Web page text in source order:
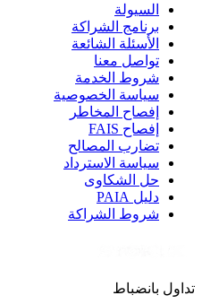
السيولة
برنامج الشراكة
الأسئلة الشائعة
تواصل معنا
شروط الخدمة
سياسة الخصوصية
إفصاح المخاطر
إفصاح FAIS
تضارب المصالح
سياسة الاسترداد
حل الشكاوى
دليل PAIA
شروط الشراكة
تداول بانضباط